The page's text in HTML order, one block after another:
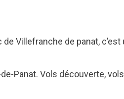
Villefranche de panat,
Panat. Vols découverte,